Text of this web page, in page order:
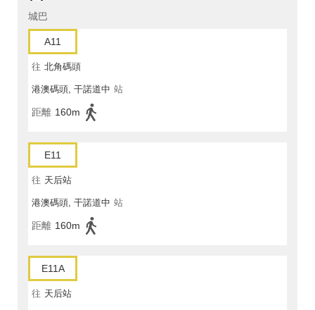
城巴
A11
往 北角碼頭
港澳碼頭, 干諾道中 站
距離 160m
E11
往 天后站
港澳碼頭, 干諾道中 站
距離 160m
E11A
往 天后站